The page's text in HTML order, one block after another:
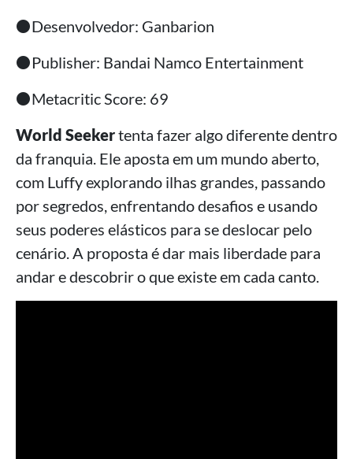
⚫Desenvolvedor: Ganbarion
⚫Publisher: Bandai Namco Entertainment
⚫Metacritic Score: 69
World Seekertenta fazer algo diferente dentro
da franquia. Ele aposta em um mundo aberto,
com Luffy explorando ilhas grandes, passando
por segredos, enfrentando desafios e usando
seus poderes elásticos para se deslocar pelo
cenário. A proposta é dar mais liberdade para
andar e descobrir o que existe em cada canto.